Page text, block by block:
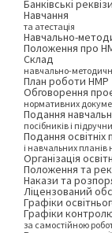
Банківські
Навчання
та атестація
Навчально-
Положення про
Склад
навчально-
План роботи НМР
Обговорення
нормативних
Подання
посібників і
Подання освітніх
і навчальних планів
Організація
Положення та
Накази та
Ліцензований
Графіки
Графіки
за самостійною